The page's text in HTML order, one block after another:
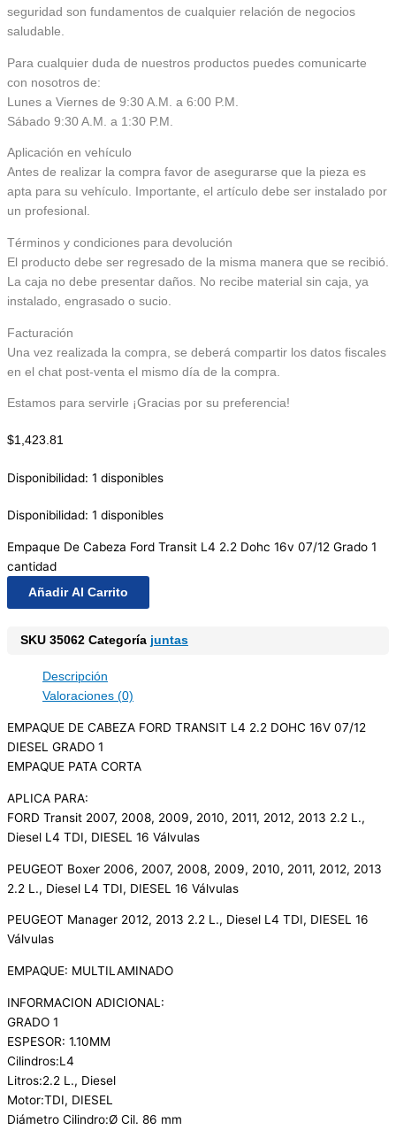
seguridad son fundamentos de cualquier relación de negocios
saludable.
Para cualquier duda de nuestros productos puedes comunicarte
con nosotros de:
Lunes a Viernes de 9:30 A.M. a 6:00 P.M.
Sábado 9:30 A.M. a 1:30 P.M.
Aplicación en vehículo
Antes de realizar la compra favor de asegurarse que la pieza es
apta para su vehículo. Importante, el artículo debe ser instalado por
un profesional.
Términos y condiciones para devolución
El producto debe ser regresado de la misma manera que se recibió.
La caja no debe presentar daños. No recibe material sin caja, ya
instalado, engrasado o sucio.
Facturación
Una vez realizada la compra, se deberá compartir los datos fiscales
en el chat post-venta el mismo día de la compra.
Estamos para servirle ¡Gracias por su preferencia!
$1,423.81
Disponibilidad: 1 disponibles
Disponibilidad: 1 disponibles
Empaque De Cabeza Ford Transit L4 2.2 Dohc 16v 07/12 Grado 1
cantidad
Añadir Al Carrito
SKU 35062 Categoría juntas
Descripción
Valoraciones (0)
EMPAQUE DE CABEZA FORD TRANSIT L4 2.2 DOHC 16V 07/12
DIESEL GRADO 1
EMPAQUE PATA CORTA
APLICA PARA:
FORD Transit 2007, 2008, 2009, 2010, 2011, 2012, 2013 2.2 L.,
Diesel L4 TDI, DIESEL 16 Válvulas
PEUGEOT Boxer 2006, 2007, 2008, 2009, 2010, 2011, 2012, 2013
2.2 L., Diesel L4 TDI, DIESEL 16 Válvulas
PEUGEOT Manager 2012, 2013 2.2 L., Diesel L4 TDI, DIESEL 16
Válvulas
EMPAQUE: MULTILAMINADO
INFORMACION ADICIONAL:
GRADO 1
ESPESOR: 1.10MM
Cilindros:L4
Litros:2.2 L., Diesel
Motor:TDI, DIESEL
Diámetro Cilindro:Ø Cil. 86 mm